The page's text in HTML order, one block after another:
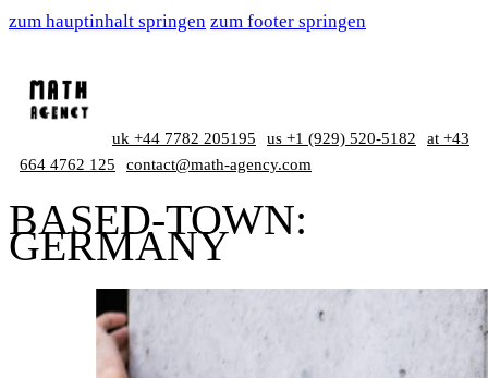
zum hauptinhalt springen zum footer springen
uk +44 7782 205195 us +1 (929) 520-5182
at +43
664 4762 125
contact@math-agency.com
BASED-TOWN:
GERMANY